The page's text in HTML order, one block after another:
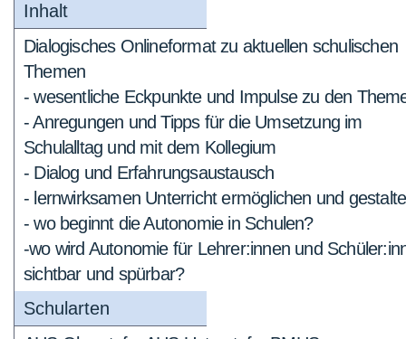
Inhalt
Dialogisches Onlineformat zu aktuellen schulischen
Themen
- wesentliche Eckpunkte und Impulse zu den
- Anregungen und Tipps für die Umsetzung im
Schulalltag und mit dem Kollegium
- Dialog und Erfahrungsaustausch
- lernwirksamen Unterricht ermöglichen und
- wo beginnt die Autonomie in Schulen?
-wo wird Autonomie für Lehrer:innen und
sichtbar und spürbar?
Schularten